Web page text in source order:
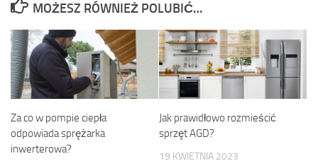
MOŻESZ RÓWNIEŻ POLUBIĆ…
Za co w pompie ciepła
odpowiada sprężarka
inwerterowa?
Jak prawidłowo rozmieścić
sprzęt AGD?
19 KWIETNIA 2023